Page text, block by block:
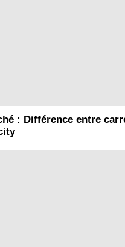
: Différence entre